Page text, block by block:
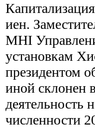
иен.
MHI
установкам
президентом
иной склонен
деятельность
численности